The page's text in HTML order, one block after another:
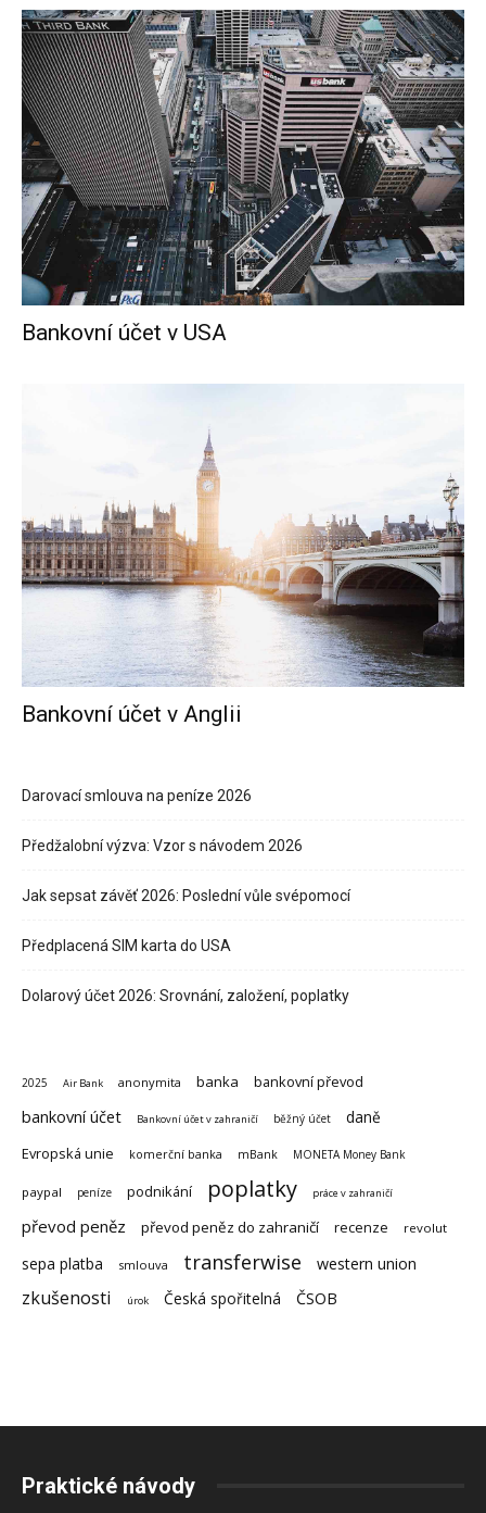
Bankovní účet v USA
Bankovní účet v Anglii
Darovací smlouva na peníze 2026
Předžalobní výzva: Vzor s návodem 2026
Jak sepsat závěť 2026: Poslední vůle svépomocí
Předplacená SIM karta do USA
Dolarový účet 2026: Srovnání, založení, poplatky
2025 Air Bank anonymita banka bankovní převod
bankovní účet Bankovní účet v zahraničí běžný účet daně
Evropská unie komerční banka mBank MONETA Money Bank
paypal peníze podnikání poplatky práce v zahraničí
převod peněz převod peněz do zahraničí recenze revolut
sepa platba smlouva transferwise western union
zkušenosti úrok Česká spořitelná ČSOB
Praktické návody